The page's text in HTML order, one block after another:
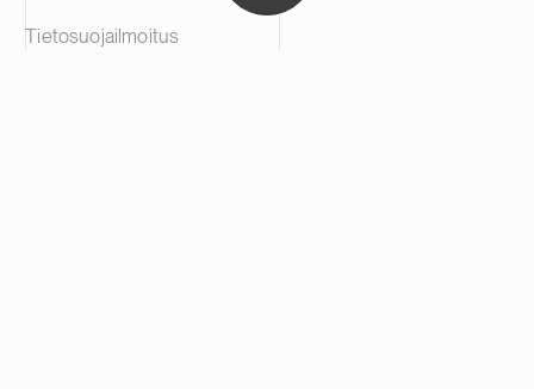
Tietosuojailmoitus